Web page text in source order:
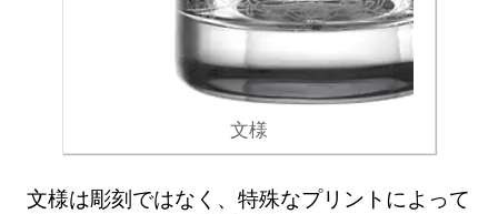
文様
文様は彫刻ではなく、特殊なプリントによって